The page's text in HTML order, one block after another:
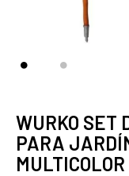
WURKO SET
PARA
MULTICOLOR